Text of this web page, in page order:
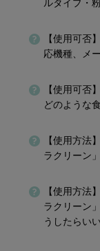
ルタイプ・
【使用可否
応機種、メ
【使用可否
どのような
【使用方法
ラクリーン
【使用方法
ラクリーン
うしたらい